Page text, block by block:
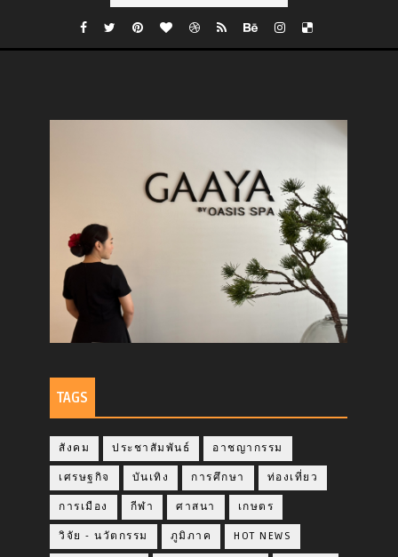
TAGS
สังคม ประชาสัมพันธ์ อาชญากรรม
เศรษฐกิจ บันเทิง การศึกษา ท่องเที่ยว
การเมือง กีฬา ศาสนา เกษตร
วิจัย - นวัตกรรม ภูมิภาค HOT NEWS